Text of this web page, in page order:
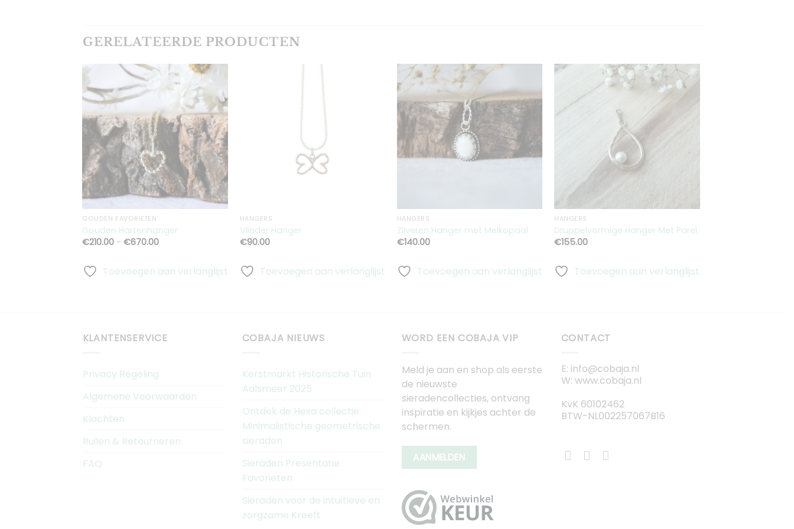
GERELATEERDE PRODUCTEN
Toevoegen
aan
verlanglijst
GOUDEN FAVORIETEN
Gouden Hartenhanger
€210.00 - €670.00Prijsklasse:
€670.00
Toevoegen aan verlanglijst
HANGERS
Vlinder Hanger
€90.00
Toevoegen aan verlanglijst
Toevoegen
aan
verlanglijst
HANGERS
Zilveren Hanger met Melkopaal
€140.00
Toevoegen aan verlanglijst
Toevoegen
HANGERS
Druppelvormige Hanger Met Parel
€155.00
Toevoegen aan verlanglijst
KLANTENSERVICE
Privacy Regeling
Algemene Voorwaarden
Klachten
Ruilen & Retourneren
FAQ
COBAJA NIEUWS
Kerstmarkt Historische Tuin
Aalsmeer 2025
Ontdek de Hexa collectie:
Minimalistische geometrische
sieraden
Sieraden Presentatie
Favorieten
Sieraden voor de intuïtieve en
zorgzame Kreeft
WORD EEN COBAJA VIP
Meld je aan en shop als eerste
de nieuwste
sieradencollecties, ontvang
inspiratie en kijkjes achter de
schermen.
AANMELDEN
CONTACT
E: info@cobaja.nl
W: www.cobaja.nl
KvK 60102462
BTW-NL002257067B16